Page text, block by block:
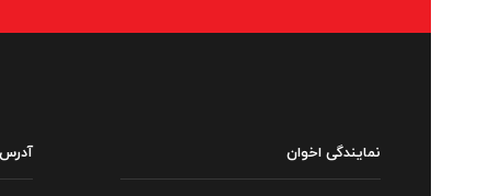
نمایندگی اخوان آدرس